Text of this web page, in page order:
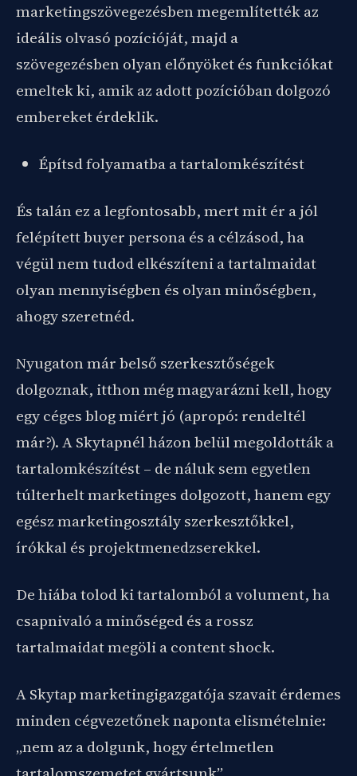
marketingszövegezésben megemlítették az
ideális olvasó pozícióját, majd a
szövegezésben olyan előnyöket és funkciókat
emeltek ki, amik az adott pozícióban dolgozó
embereket érdeklik.
Építsd folyamatba a tartalomkészítést
És talán ez a legfontosabb, mert mit ér a jól
felépített buyer persona és a célzásod, ha
végül nem tudod elkészíteni a tartalmaidat
olyan mennyiségben és olyan minőségben,
ahogy szeretnéd.
Nyugaton már belső szerkesztőségek
dolgoznak, itthon még magyarázni kell, hogy
egy céges blog miért jó (apropó: rendeltél
már?). A Skytapnél házon belül megoldották a
tartalomkészítést – de náluk sem egyetlen
túlterhelt marketinges dolgozott, hanem egy
egész marketingosztály szerkesztőkkel,
írókkal és projektmenedzserekkel.
De hiába tolod ki tartalomból a volument, ha
csapnivaló a minőséged és a rossz
tartalmaidat megöli a content shock.
A Skytap marketingigazgatója szavait érdemes
minden cégvezetőnek naponta elismételnie:
„nem az a dolgunk, hogy értelmetlen